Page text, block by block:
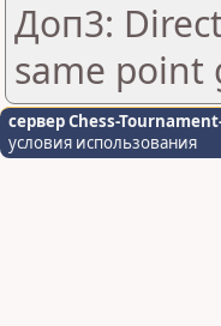
Доп3:
same point
сервер Chess-
условия использования